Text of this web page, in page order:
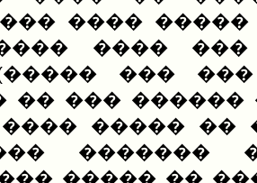
�� �����
���
��� ��� ���
���� ������
�� ��
����
��� ��